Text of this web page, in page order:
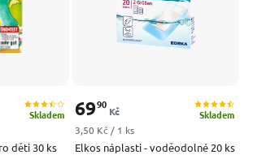
děti 30 ks
Skladem
Elkos náplasti - voděodolné 20 ks
Skladem
6990
Kč
Měrná cena:
3,50 Kč / 1 ks